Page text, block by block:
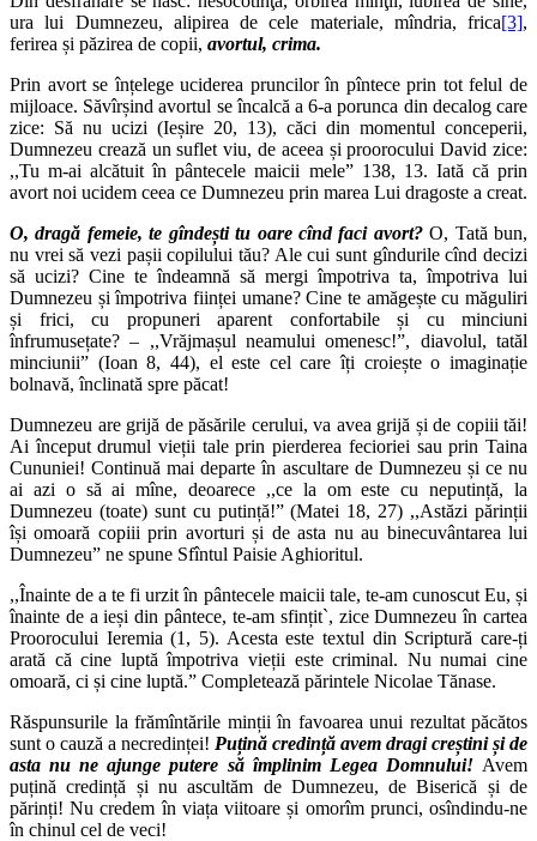
ura lui Dumnezeu, alipirea de cele materiale, mîndria, frica[3],
ferirea și păzirea de copii, avortul, crima.
Prin avort se înțelege uciderea pruncilor în pîntece prin tot felul de
mijloace. Săvîrșind avortul se încalcă a 6-a porunca din decalog care
zice: Să nu ucizi (Ieșire 20, 13), căci din momentul conceperii,
Dumnezeu crează un suflet viu, de aceea și proorocului David zice:
,,Tu m-ai alcătuit în pântecele maicii mele” 138, 13. Iată că prin
avort noi ucidem ceea ce Dumnezeu prin marea Lui dragoste a creat.
O, dragă femeie, te gîndești tu oare cînd faci avort?O, Tată bun,
nu vrei să vezi pașii copilului tău? Ale cui sunt gîndurile cînd decizi
să ucizi? Cine te îndeamnă să mergi împotriva ta, împotriva lui
Dumnezeu și împotriva ființei umane? Cine te amăgește cu măguliri
și frici, cu propuneri aparent confortabile și cu minciuni
înfrumusețate? – ,,Vrăjmașul neamului omenesc!”, diavolul, tatăl
minciunii” (Ioan 8, 44), el este cel care îți croiește o imaginație
bolnavă, înclinată spre păcat!
Dumnezeu are grijă de păsările cerului, va avea grijă și de copiii tăi!
Ai început drumul vieții tale prin pierderea fecioriei sau prin Taina
Cununiei! Continuă mai departe în ascultare de Dumnezeu și ce nu
ai azi o să ai mîne, deoarece ,,ce la om este cu neputință, la
Dumnezeu (toate) sunt cu putință!” (Matei 18, 27) ,,Astăzi părinții
își omoară copiii prin avorturi și de asta nu au binecuvântarea lui
Dumnezeu” ne spune Sfîntul Paisie Aghioritul.
,,Înainte de a te fi urzit în pântecele maicii tale, te-am cunoscut Eu, și
înainte de a ieși din pântece, te-am sfințit`, zice Dumnezeu în cartea
Proorocului Ieremia (1, 5). Acesta este textul din Scriptură care-ți
arată că cine luptă împotriva vieții este criminal. Nu numai cine
omoară, ci și cine luptă.” Completează părintele Nicolae Tănase.
Răspunsurile la frămîntările minții în favoarea unui rezultat păcătos
sunt o cauză a necredinței! Puțină credință avem dragi creștini și de
asta nu ne ajunge putere să împlinim Legea Domnului! Avem
puțină credință și nu ascultăm de Dumnezeu, de Biserică și de
părinți! Nu credem în viața viitoare și omorîm prunci, osîndindu-ne
în chinul cel de veci!